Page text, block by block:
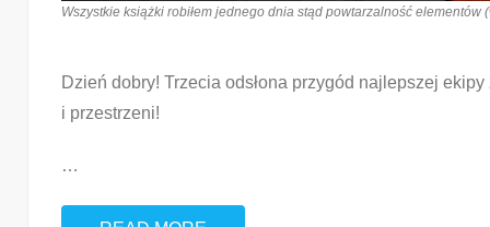
Wszystkie książki robiłem jednego dnia stąd powtarzalność
Dzień dobry! Trzecia odsłona przygód najlepszej
i przestrzeni!
…